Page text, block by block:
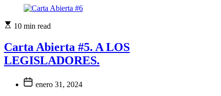
10 min read
Carta Abierta #5. A LOS
LEGISLADORES.
enero 31, 2024